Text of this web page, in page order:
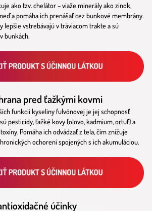
ako tzv. chelátor – viaže minerály ako zinok,
a pomáha ich prenášať cez bunkové membrány.
lepšie vstrebávajú v tráviacom trakte a sú
bunkách.
pred ťažkými kovmi
funkcií kyseliny fulvónovej je jej schopnosť
pesticídy, ťažké kovy (olovo, kadmium, ortuť) a
Pomáha ich odvádzať z tela, čím znižuje
ochorení spojených s ich akumuláciou.
účinky